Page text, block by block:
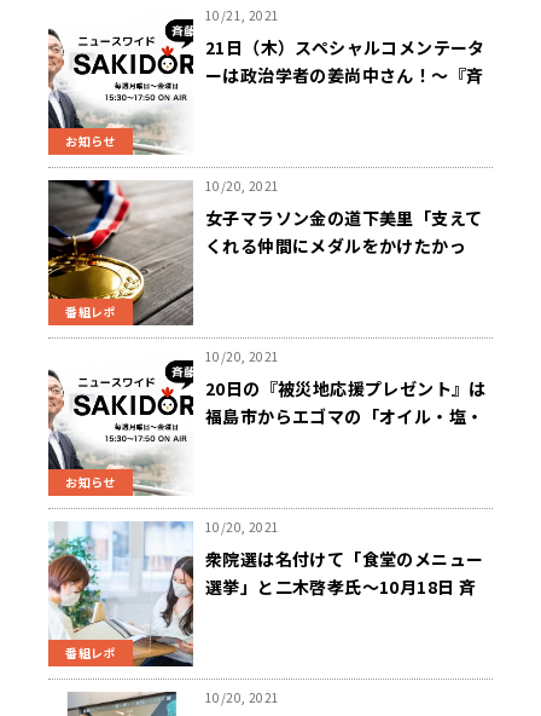
お知らせ
10/21, 2021
21日（木）スペシャルコメンテータ
ーは政治学者の姜尚中さん！～『斉
番組レポ
10/20, 2021
女子マラソン金の道下美里「支えて
くれる仲間にメダルをかけたかっ
お知らせ
10/20, 2021
20日の『被災地応援プレゼント』は
福島市からエゴマの「オイル・塩・
番組レポ
10/20, 2021
衆院選は名付けて「食堂のメニュー
選挙」と二木啓孝氏～10月18日 斉
10/20, 2021